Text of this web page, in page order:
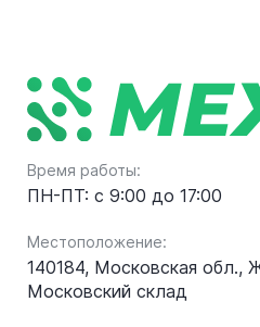
Время работы:
ПН-ПТ: с 9:00 до 17:00
Местоположение:
140184, Московская обл.,
Московский склад